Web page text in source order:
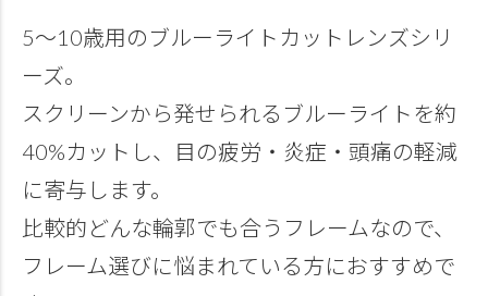
5～10歳用のブルーライトカットレンズシリ
ーズ。
スクリーンから発せられるブルーライトを約
40%カットし、目の疲労・炎症・頭痛の軽減
に寄与します。
比較的どんな輪郭でも合うフレームなので、
フレーム選びに悩まれている方におすすめで